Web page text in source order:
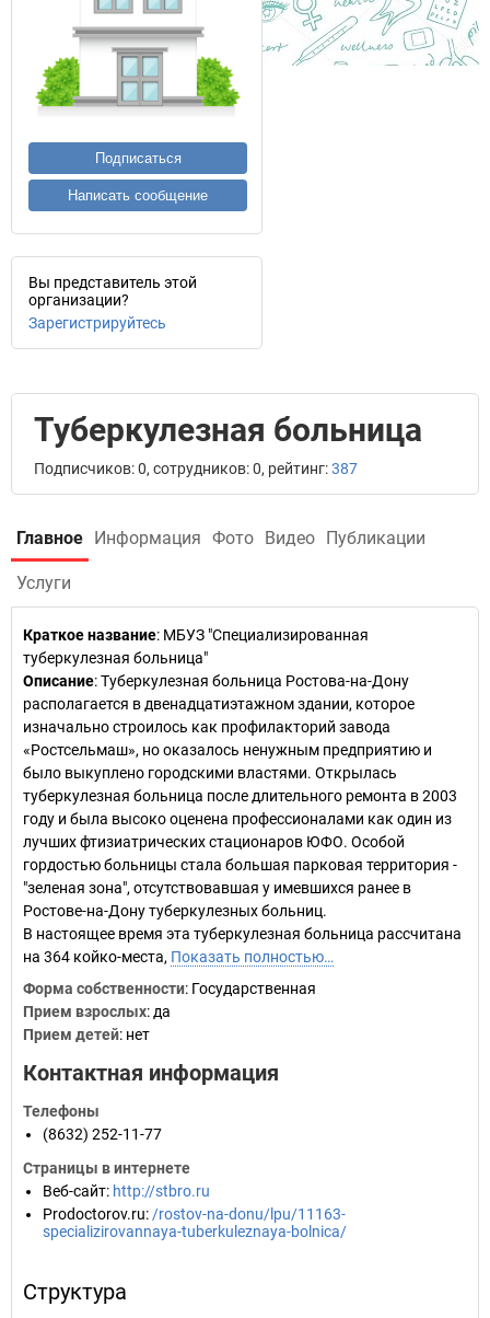
Подписаться
Написать сообщение
Вы представитель этой
организации?
Зарегистрируйтесь
Туберкулезная больница
Подписчиков: 0, сотрудников: 0, рейтинг:387
Главное Информация Фото Видео Публикации
Услуги
Краткое название: МБУЗ "Специализированная
туберкулезная больница"
Описание: Туберкулезная больница Ростова-на-Дону
располагается в двенадцатиэтажном здании, которое
изначально строилось как профилакторий завода
«Ростсельмаш», но оказалось ненужным предприятию и
было выкуплено городскими властями. Открылась
туберкулезная больница после длительного ремонта в 2003
году и была высоко оценена профессионалами как один из
лучших фтизиатрических стационаров ЮФО. Особой
гордостью больницы стала большая парковая территория -
"зеленая зона", отсутствовавшая у имевшихся ранее в
Ростове-на-Дону туберкулезных больниц.
В настоящее время эта туберкулезная больница рассчитана
на 364 койко-места, Показать полностью…
Форма собственности: Государственная
Прием взрослых: да
Прием детей: нет
Контактная информация
Телефоны
(8632) 252-11-77
Страницы в интернете
Веб-сайт: http://stbro.ru
Prodoctorov.ru: /rostov-na-donu/lpu/11163-
specializirovannaya-tuberkuleznaya-bolnica/
Структура